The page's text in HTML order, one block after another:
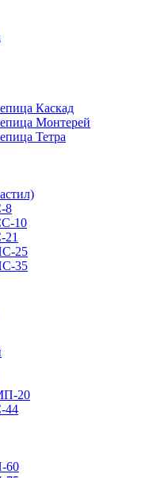
Каскад
Монтерей
Тетра
8
10
21
25
35
20
44
60